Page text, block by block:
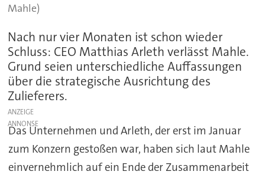
Mahle)
Nach nur vier Monaten ist schon wieder
Schluss: CEO Matthias Arleth verlässt Mahle.
Grund seien unterschiedliche Auffassungen
über die strategische Ausrichtung des
Zulieferers.
ANZEIGE
Das Unternehmen und Arleth, der erst im Januar
zum Konzern gestoßen war, haben sich laut Mahle
einvernehmlich auf ein Ende der Zusammenarbeit